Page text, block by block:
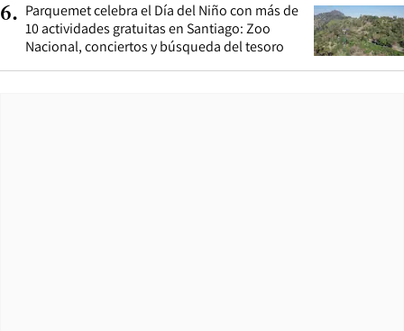
6. Parquemet celebra el Día del Niño con más de
10 actividades gratuitas en Santiago: Zoo
Nacional, conciertos y búsqueda del tesoro